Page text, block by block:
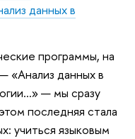
данных в
программы, на
«Анализ данных в
— мы сразу
последняя стала
учиться языковым